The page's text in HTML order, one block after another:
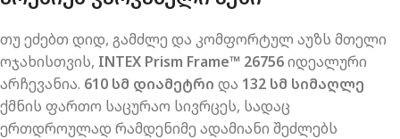
თუ ეძებთ დიდ, გამძლე და კომფორტულ აუზს მთელი
ოჯახისთვის, INTEX Prism Frame™ 26756იდეალური
არჩევანია. 610 სმ დიამეტრი და 132 სმ სიმაღლე
ქმნის ფართო საცურაო სივრცეს, სადაც
ერთდროულად რამდენიმე ადამიანი შეძლებს